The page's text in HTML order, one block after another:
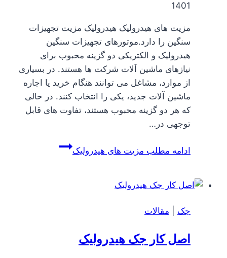
1401
مزیت های هیدرولیک هیدرولیک مزیت تجهیزات
سنگین را دارد.موتورهای تجهیزات سنگین
هیدرولیک و الکتریکی دو گزینه محبوب برای
نیازهای ماشین آلات شرکت ها هستند. در بسیاری
از موارد، مشاغل می توانند هنگام خرید یا اجاره
ماشین آلات جدید، یکی را انتخاب کنند. در حالی
که هر دو گزینه محبوب هستند، تفاوت های قابل
توجهی در…
ادامه مطلب مزیت های هیدرولیک
جک مقالات
اصل کار جک هیدرولیک